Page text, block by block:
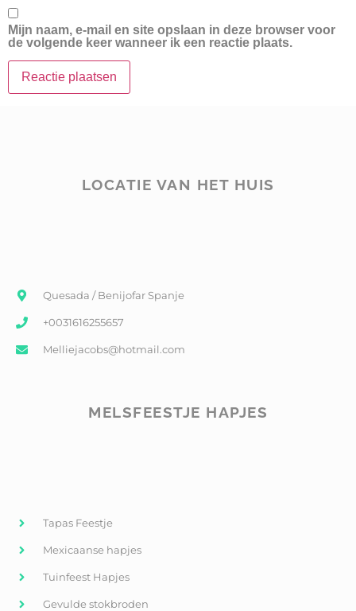
Mijn naam, e-mail en site opslaan in deze browser voor
de volgende keer wanneer ik een reactie plaats.
LOCATIE VAN HET HUIS
Quesada / Benijofar Spanje
+0031616255657
Melliejacobs@hotmail.com
MELSFEESTJE HAPJES
Tapas Feestje
Mexicaanse hapjes
Tuinfeest Hapjes
Gevulde stokbroden